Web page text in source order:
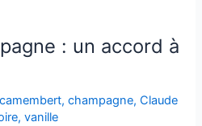
: un accord à
camembert,champagne,Claude
,vanille